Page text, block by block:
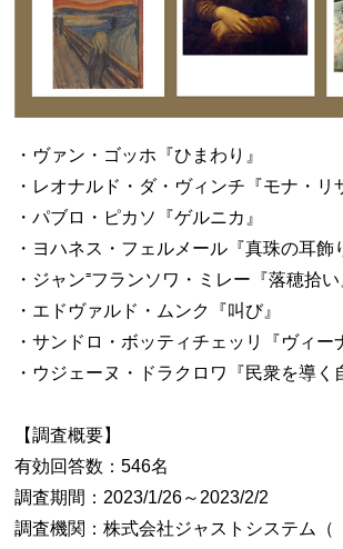
・ヴァン・ゴッホ『ひまわり』
・レオナルド・ダ・ヴィンチ『モナ・リ
・パブロ・ピカソ『ゲルニカ』
・ヨハネス・フェルメール『真珠の耳飾
・ジャン⁼フランソワ・ミレー『落穂拾い
・エドヴァルド・ムンク『叫び』
・サンドロ・ボッティチェッリ『ヴィー
・ウジェーヌ・ドラクロワ『民衆を導く
【調査概要】
有効回答数：546名
調査期間：2023/1/26～2023/2/2
調査機関：株式会社ジャストシステム（